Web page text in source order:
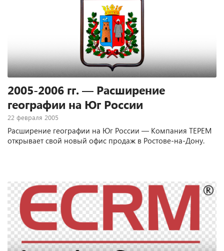
2005-2006 гг. — Расширение
географии на Юг России
22 февраля 2005
Расширение географии на Юг России — Компания ТЕРЕМ
открывает свой новый офис продаж в Ростове-на-Дону.